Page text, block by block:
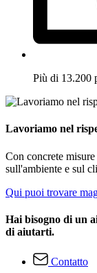
Più di 13.200
Lavoriamo nel
Con concrete
sull'ambiente e sul
Qui puoi trovare
Hai bisogno di un
di aiutarti.
Contatto